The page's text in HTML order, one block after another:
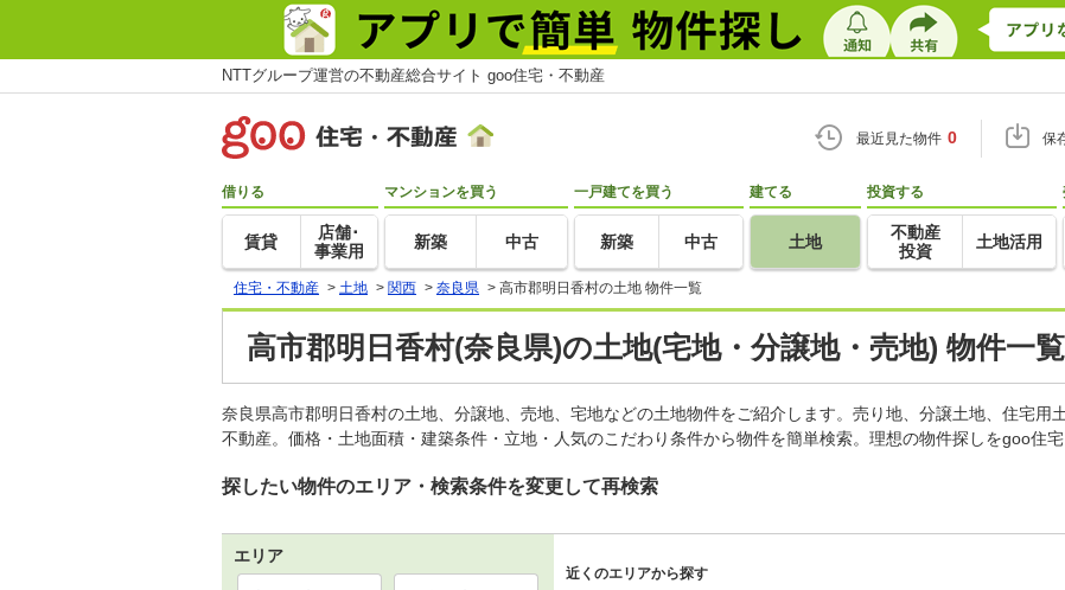
NTTグループ運営の不動産総合サイト goo住宅・不動産
最近見た物件 0 保
借りる
賃貸
店舗･
事業用
マンションを買う
新築 中古
一戸建てを買う
新築 中古
建てる
土地
投資する
不動産
投資
土地活用
住宅・不動産 > 土地 > 関西 > 奈良県 > 高市郡明日香村の土地 物件一覧
高市郡明日香村(奈良県)の土地(宅地・分譲地・売地) 物件一覧
奈良県高市郡明日香村の土地、分譲地、売地、宅地などの土地物件をご紹介します。売り地、分譲土地、住宅用
不動産。価格・土地面積・建築条件・立地・人気のこだわり条件から物件を簡単検索。理想の物件探しをgoo住宅
探したい物件のエリア・検索条件を変更して再検索
エリア
近くのエリアから探す